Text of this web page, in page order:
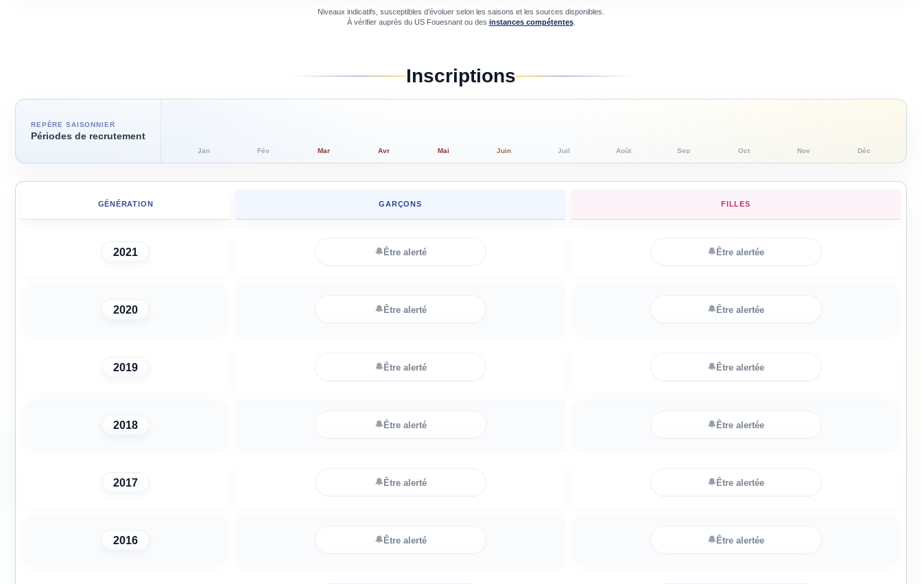
Niveaux indicatifs, susceptibles d’évoluer selon les saisons et les sources disponibles.
À vérifier auprès du US Fouesnantou des instances compétentes.
Inscriptions
REPÈRE SAISONNIER
Périodes de recrutement
Jan Fév Mar Avr Mai Juin Juil Août Sep Oct Nov Déc
GÉNÉRATION GARÇONS FILLES
2021 🔔Être alerté 🔔Être alertée
2020 🔔Être alerté 🔔Être alertée
2019 🔔Être alerté 🔔Être alertée
2018 🔔Être alerté 🔔Être alertée
2017 🔔Être alerté 🔔Être alertée
2016 🔔Être alerté 🔔Être alertée